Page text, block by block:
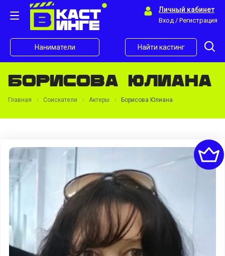
Личный кабинет
Вход / Регистрация
Наниматели Найти кастинг
Борисова Юлиана
Главная Соискатели Актеры Борисова Юлиана